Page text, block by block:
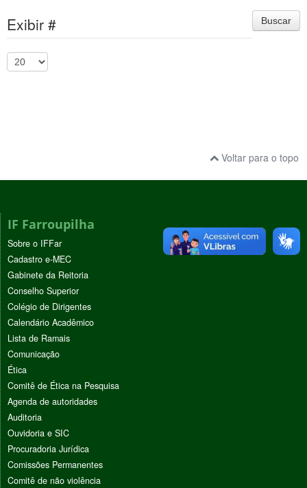
Buscar
Exibir #
Voltar para o topo
IF Farroupilha
Sobre o IFFar
Cadastro e-MEC
Gabinete da Reitoria
Conselho Superior
Colégio de Dirigentes
Calendário Acadêmico
Lista de Ramais
Comunicação
Ética
Comitê de Ética na Pesquisa
Agenda de autoridades
Auditoria
Ouvidoria e SIC
Procuradoria Jurídica
Comissões Permanentes
Comitê de não violência